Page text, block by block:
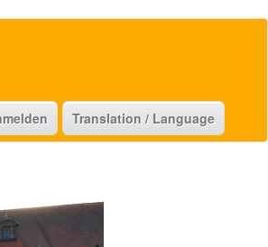
Translation / Language